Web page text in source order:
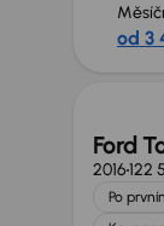
od 3
Ford
2016122
Po